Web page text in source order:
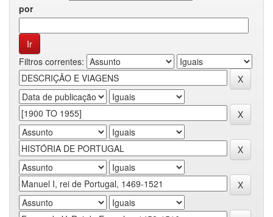
por
Filtros correntes: